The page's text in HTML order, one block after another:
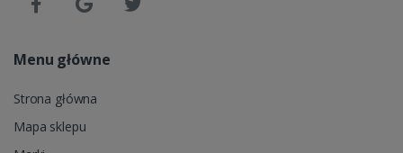
Menu główne
Strona główna
Mapa sklepu